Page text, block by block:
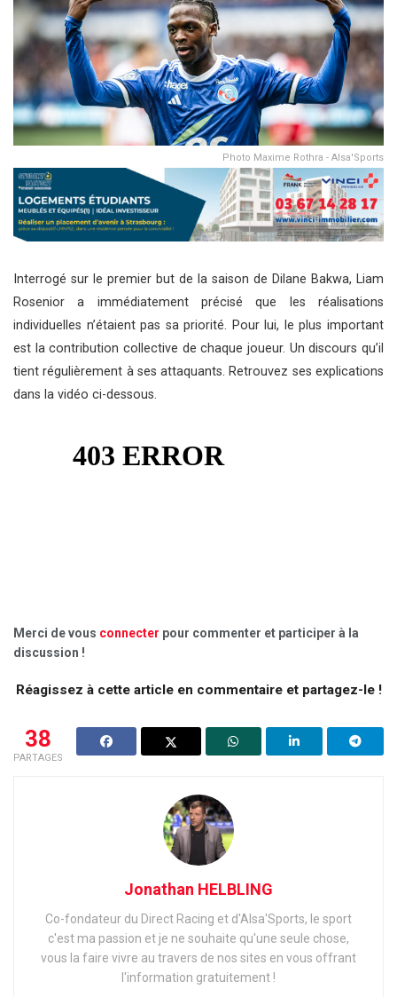
Photo Maxime Rothra - Alsa'Sports
Interrogé sur le premier but de la saison de Dilane Bakwa, Liam
Rosenior a immédiatement précisé que les réalisations
individuelles n’étaient pas sa priorité. Pour lui, le plus important
est la contribution collective de chaque joueur. Un discours qu’il
tient régulièrement à ses attaquants. Retrouvez ses explications
dans la vidéo ci-dessous.
Merci de vous connecter pour commenter et participer à la
discussion !
Réagissez à cette article en commentaire et partagez-le !
38
PARTAGES
Jonathan HELBLING
Co-fondateur du Direct Racing et d'Alsa'Sports, le sport
c'est ma passion et je ne souhaite qu'une seule chose,
vous la faire vivre au travers de nos sites en vous offrant
l'information gratuitement !